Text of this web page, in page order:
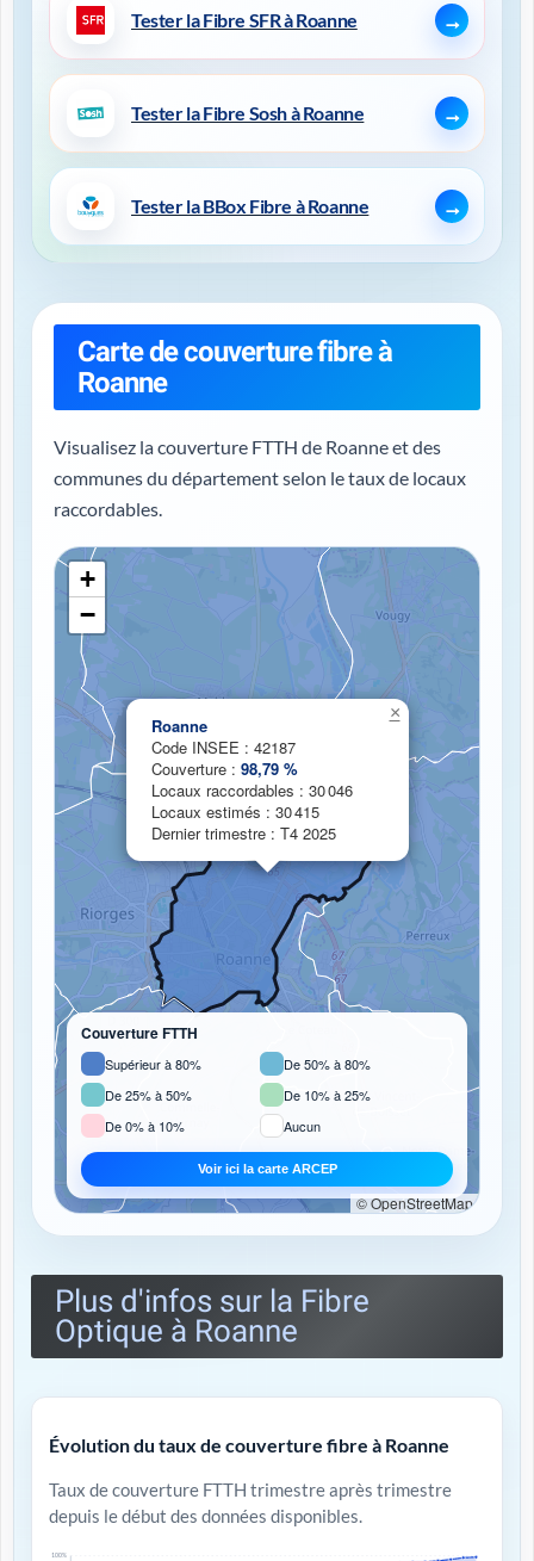
Tester la Fibre SFR à Roanne
Tester la Fibre Sosh à Roanne
Tester la BBox Fibre à Roanne
Carte de couverture fibre à
Roanne
Visualisez la couverture FTTH de Roanne et des
communes du département selon le taux de locaux
raccordables.
Chargement de la carte de couverture fibre...
Roanne
Code INSEE : 42187
Couverture : 98,79 %
Locaux raccordables : 30 046
Locaux estimés : 30 415
Dernier trimestre : T4 2025
×
+
−
Couverture FTTH
Supérieur à 80%
De 50% à 80%
De 25% à 50%
De 10% à 25%
De 0% à 10%
Aucun
Voir ici la carte ARCEP
© OpenStreetMap
Plus d'infos sur la Fibre
Optique à Roanne
Évolution du taux de couverture fibre à Roanne
Taux de couverture FTTH trimestre après trimestre
depuis le début des données disponibles.
100%